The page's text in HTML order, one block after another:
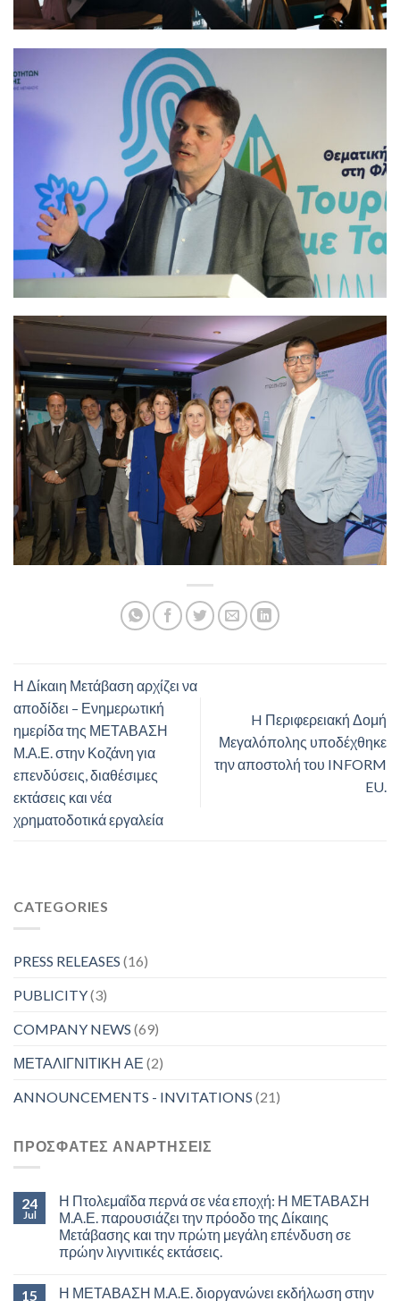
Η Δίκαιη Μετάβαση αρχίζει να
αποδίδει – Ενημερωτική
ημερίδα της ΜΕΤΑΒΑΣΗ
Μ.Α.Ε. στην Κοζάνη για
επενδύσεις, διαθέσιμες
εκτάσεις και νέα
χρηματοδοτικά εργαλεία
H Περιφερειακή Δομή
Μεγαλόπολης υποδέχθηκε
την αποστολή του INFORM
EU.
CATEGORIES
PRESS RELEASES (16)
PUBLICITY(3)
COMPANY NEWS (69)
ΜΕΤΑΛΙΓΝΙΤΙΚΗ ΑΕ (2)
ANNOUNCEMENTS - INVITATIONS (21)
ΠΡΟΣΦΑΤΕΣ ΑΝΑΡΤΗΣΕΙΣ
24
Jul
Η Πτολεμαΐδα περνά σε νέα εποχή: Η ΜΕΤΑΒΑΣΗ
Μ.Α.Ε. παρουσιάζει την πρόοδο της Δίκαιης
Μετάβασης και την πρώτη μεγάλη επένδυση σε
πρώην λιγνιτικές εκτάσεις.
15
Η ΜΕΤΑΒΑΣΗ Μ.Α.Ε. διοργανώνει εκδήλωση στην